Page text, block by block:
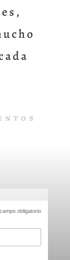
campo obligatorio